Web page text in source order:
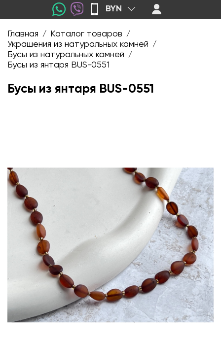
BYN
Главная / Каталог товаров /
Украшения из натуральных камней /
Бусы из натуральных камней /
Бусы из янтаря BUS-0551
Бусы из янтаря BUS-0551